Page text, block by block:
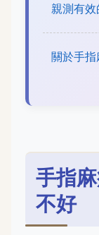
親測有
關於手
手指
不好